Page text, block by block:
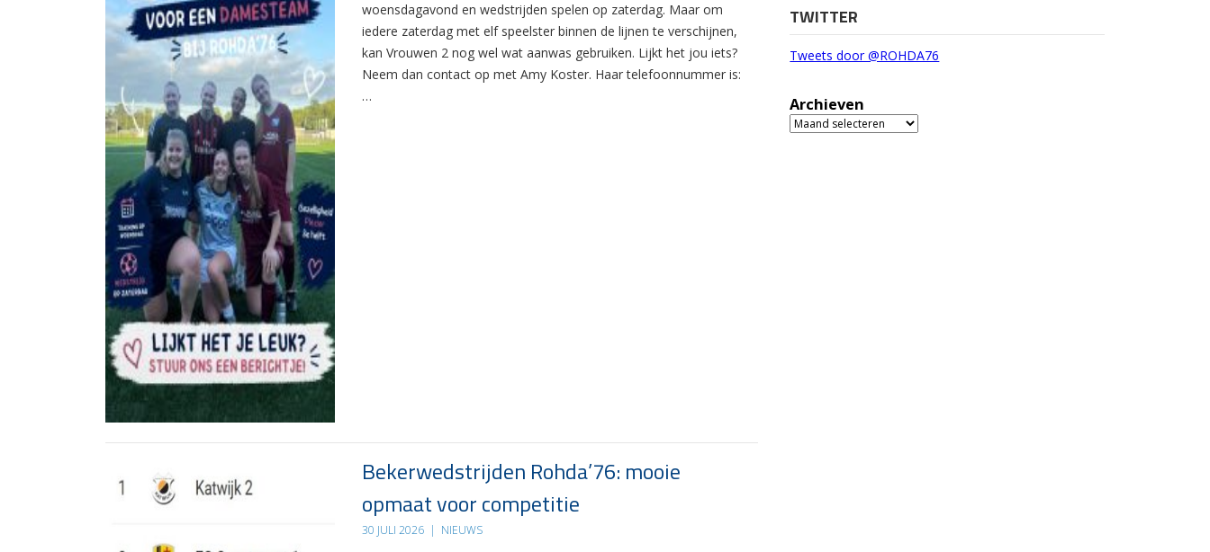
woensdagavond en wedstrijden spelen op zaterdag. Maar om
iedere zaterdag met elf speelster binnen de lijnen te verschijnen,
kan Vrouwen 2 nog wel wat aanwas gebruiken. Lijkt het jou iets?
Neem dan contact op met Amy Koster. Haar telefoonnummer is:
…
Bekerwedstrijden Rohda’76: mooie
opmaat voor competitie
30 JULI 2026 | NIEUWS
TWITTER
Tweets door @ROHDA76
Archieven
Archieven